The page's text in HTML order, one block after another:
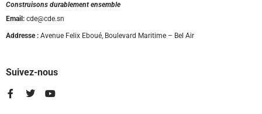
Construisons durablement ensemble
Email: cde@cde.sn
Addresse : Avenue Felix Eboué, Boulevard Maritime – Bel Air
Suivez-nous